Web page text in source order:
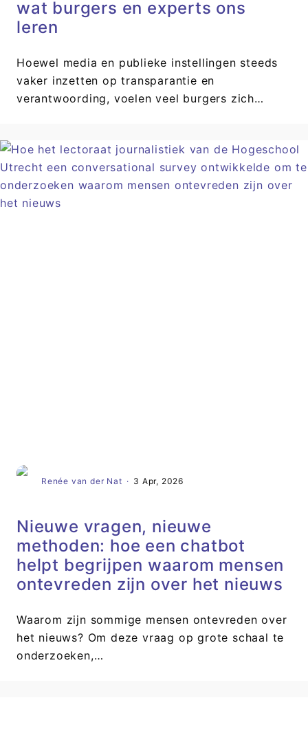
wat burgers en experts ons
leren
Hoewel media en publieke instellingen steeds
vaker inzetten op transparantie en
verantwoording, voelen veel burgers zich…
Renée van der Nat · 3 Apr, 2026
Nieuwe vragen, nieuwe
methoden: hoe een chatbot
helpt begrijpen waarom mensen
ontevreden zijn over het nieuws
Waarom zijn sommige mensen ontevreden over
het nieuws? Om deze vraag op grote schaal te
onderzoeken,…